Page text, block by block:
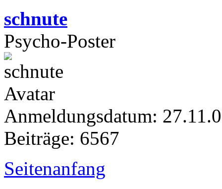
schnute
Psycho-Poster
Anmeldungsdatum:
Beiträge: 6567
Seitenanfang